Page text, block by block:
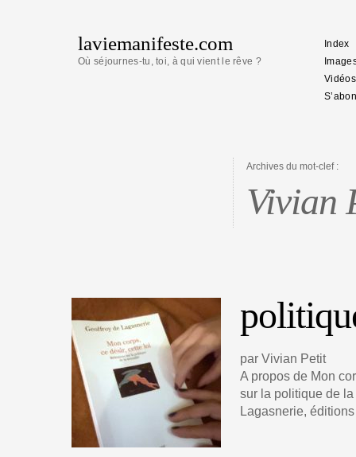
laviemanifeste.com
Où séjournes-tu, toi, à qui vient le rêve ?
Index
Vidéos
Archives du mot-clef :
Vivian
par Vivian Petit
A propos de Mon
sur la politique de
Lagasnerie,